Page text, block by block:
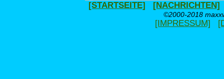
[STARTSEITE] [NACHRICHTEN]
©2000-2018
[IMPRESSUM]